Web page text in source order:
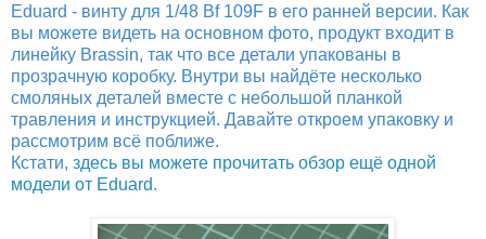
Eduard - винту для 1/48 Bf 109F в его ранней версии. Как
вы можете видеть на основном фото, продукт входит в
линейку Brassin, так что все детали упакованы в
прозрачную коробку. Внутри вы найдёте несколько
смоляных деталей вместе с небольшой планкой
травления и инструкцией. Давайте откроем упаковку и
рассмотрим всё поближе.
Кстати, здесь вы можете прочитать обзор ещё одной
модели от Eduard.